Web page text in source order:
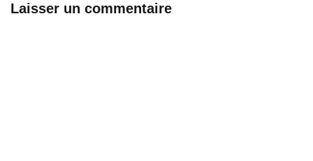
Laisser un commentaire